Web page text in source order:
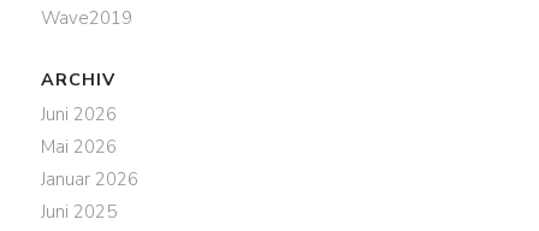
Wave2019
ARCHIV
Juni 2026
Mai 2026
Januar 2026
Juni 2025